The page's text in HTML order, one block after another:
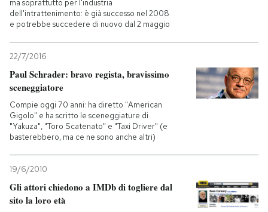
ma soprattutto per l'industria
dell'intrattenimento: è già successo nel 2008
e potrebbe succedere di nuovo dal 2 maggio
22/7/2016
Paul Schrader: bravo regista, bravissimo
sceneggiatore
Compie oggi 70 anni: ha diretto "American
Gigolo" e ha scritto le sceneggiature di
"Yakuza", "Toro Scatenato" e "Taxi Driver" (e
basterebbero, ma ce ne sono anche altri)
19/6/2010
Gli attori chiedono a IMDb di togliere dal
sito la loro età